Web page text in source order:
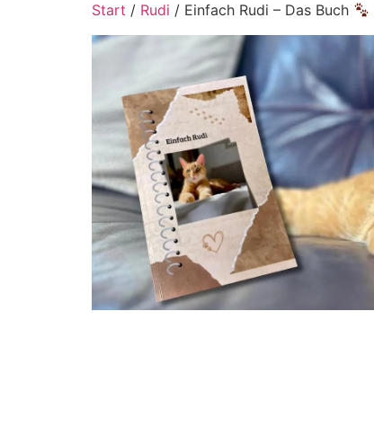
Start / Rudi / Einfach Rudi – Das Buch